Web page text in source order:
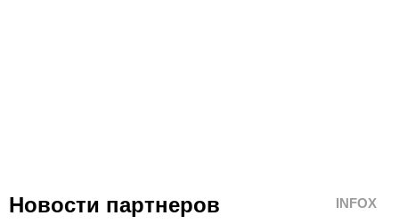
Новости партнеров INFOX